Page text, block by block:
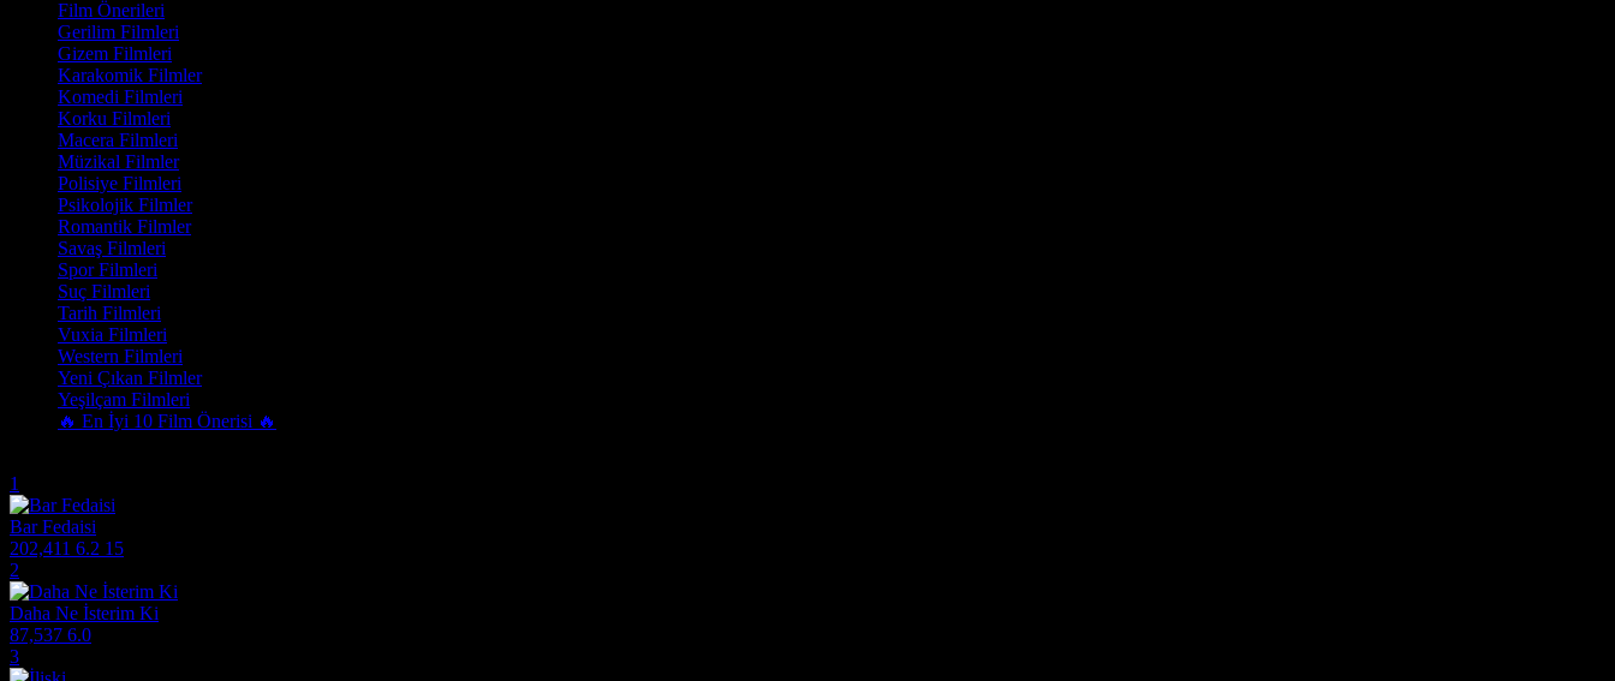
Film Önerileri
Gerilim Filmleri
Gizem Filmleri
Karakomik Filmler
Komedi Filmleri
Korku Filmleri
Macera Filmleri
Müzikal Filmler
Polisiye Filmleri
Psikolojik Filmler
Romantik Filmler
Savaş Filmleri
Spor Filmleri
Suç Filmleri
Tarih Filmleri
Vuxia Filmleri
Western Filmleri
Yeni Çıkan Filmler
Yeşilçam Filmleri
🔥 En İyi 10 Film Önerisi 🔥
1
Bar Fedaisi
202,411 6.2 15
2
Daha Ne İsterim Ki
87,537 6.0
3